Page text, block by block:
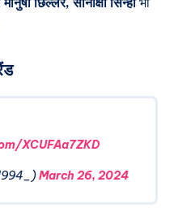
XCUFAa7ZKD
March 26, 2024